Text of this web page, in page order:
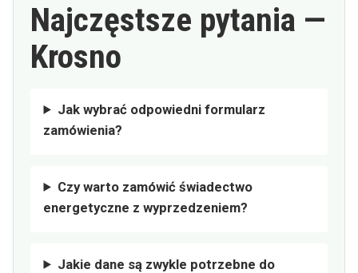
Najczęstsze pytania —
Krosno
Jak wybrać odpowiedni formularz
zamówienia?
Czy warto zamówić świadectwo
energetyczne z wyprzedzeniem?
Jakie dane są zwykle potrzebne do